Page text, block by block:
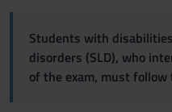
Students with
disorders (SLD), who
of the exam, must